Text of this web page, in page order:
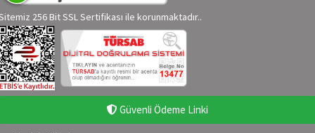
256 Bit SSL Sertifikası ile korunmaktadır..
Güvenli Ödeme Linki